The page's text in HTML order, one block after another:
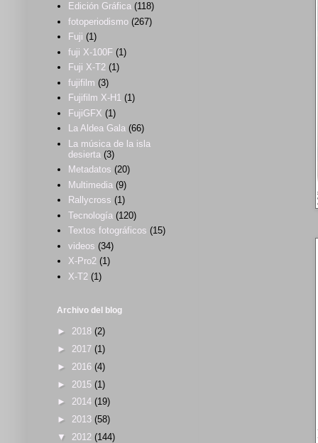
Edición Gráfica (118)
fotoperiodismo (267)
Fuji (1)
fuji X-100F (1)
Fuji X-T2 (1)
fujifilm (3)
Fujifilm X-H1 (1)
FujiGFX (1)
La Aldea Gala (66)
La música de la isla
desierta (3)
Metadatos (20)
Multimedia (9)
Rallycross (1)
Tecnología (120)
Textos fotográficos (15)
videos (34)
X-Pro2 (1)
X-T2 (1)
Archivo del blog
► 2018 (2)
► 2017 (1)
► 2016 (4)
► 2015 (1)
► 2014 (19)
► 2013 (58)
▼ 2012 (144)